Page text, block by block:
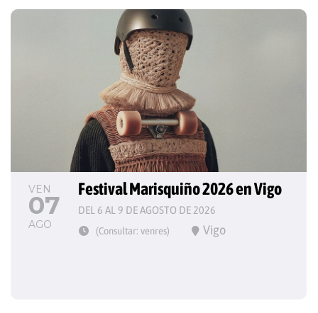
VEN
07
AGO
Festival Marisquiño 2026 en Vigo
DEL 6 AL 9 DE AGOSTO DE 2026
(Consultar: venres) Vigo